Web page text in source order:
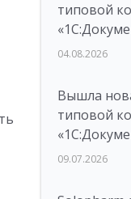
типовой
04.08.2026
Вышла
типовой
09.07.2026